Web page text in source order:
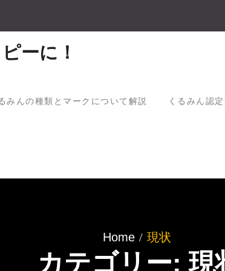
ーに！
みんの種類とマークについて解説 くるみん認
Home 現状
カテゴリー: 現